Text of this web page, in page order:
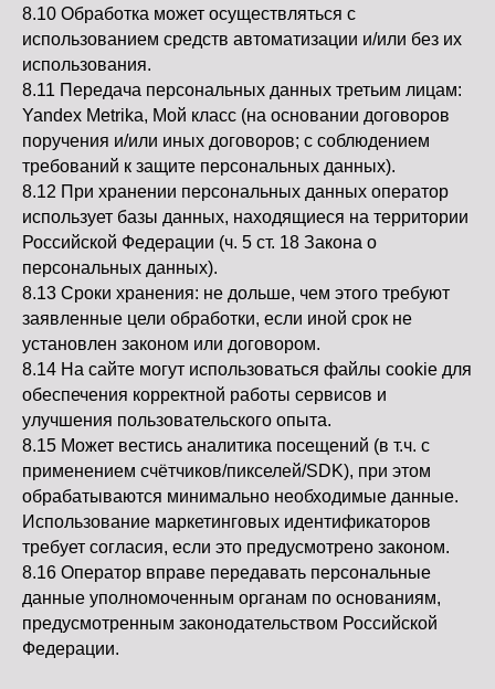
8.10 Обработка может осуществляться с
использованием средств автоматизации и/или без их
использования.
8.11 Передача персональных данных третьим лицам:
Yandex Metrika, Мой класс (на основании договоров
поручения и/или иных договоров; с соблюдением
требований к защите персональных данных).
8.12 При хранении персональных данных оператор
использует базы данных, находящиеся на территории
Российской Федерации (ч. 5 ст. 18 Закона о
персональных данных).
8.13 Сроки хранения: не дольше, чем этого требуют
заявленные цели обработки, если иной срок не
установлен законом или договором.
8.14 На сайте могут использоваться файлы cookie для
обеспечения корректной работы сервисов и
улучшения пользовательского опыта.
8.15 Может вестись аналитика посещений (в т.ч. с
применением счётчиков/пикселей/SDK), при этом
обрабатываются минимально необходимые данные.
Использование маркетинговых идентификаторов
требует согласия, если это предусмотрено законом.
8.16 Оператор вправе передавать персональные
данные уполномоченным органам по основаниям,
предусмотренным законодательством Российской
Федерации.
Истоки на карте Подольска — Яндекс Карты